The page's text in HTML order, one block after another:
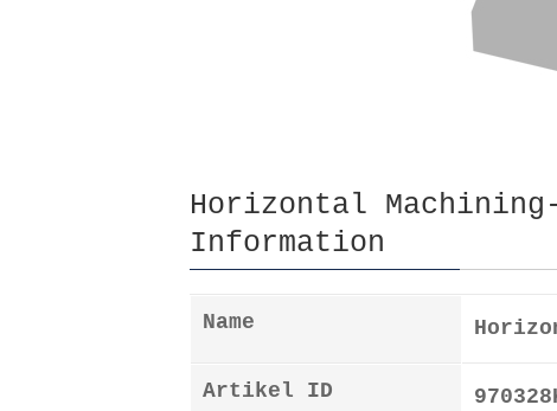
Horizontal Machining-
Information
Name
Artikel ID